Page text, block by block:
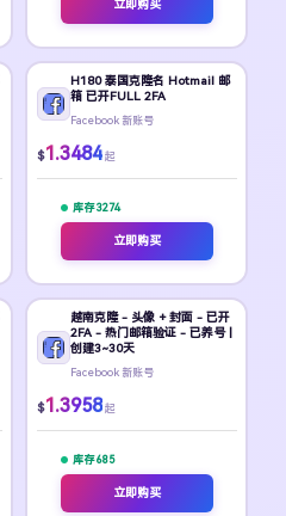
立即购买
H180 泰国克隆名 Hotmail 邮
箱 已开FULL 2FA
Facebook 新账号
$1.3484 起
库存 3274
立即购买
越南克隆 - 头像 + 封面 - 已开
2FA - 热门邮箱验证 - 已养号 |
创建3~30天
Facebook 新账号
$1.3958 起
库存 685
立即购买